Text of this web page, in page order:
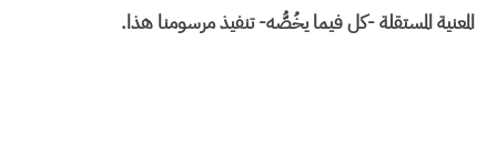
المعنية المستقلة -كل فيما يخُصُّه- تنفيذ مرسومنا هذا.